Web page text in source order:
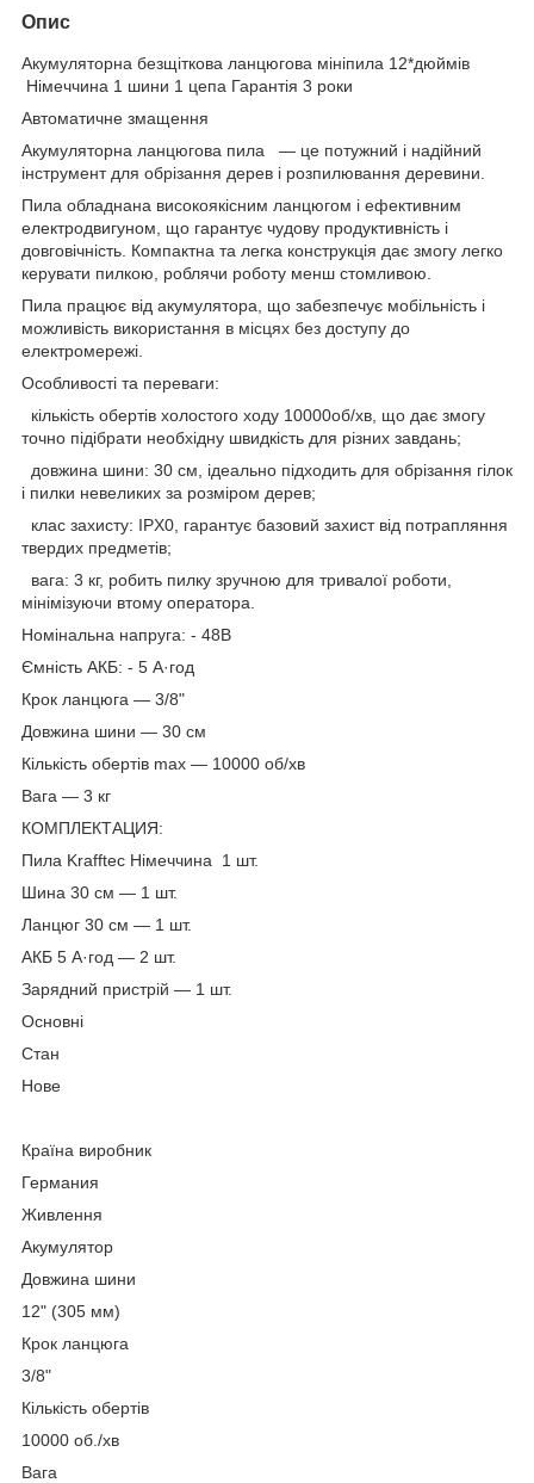
Опис
Акумуляторна безщіткова ланцюгова мініпила 12*дюймів
Німеччина 1 шини 1 цепа Гарантія 3 роки
Автоматичне змащення
Акумуляторна ланцюгова пила — це потужний і надійний
інструмент для обрізання дерев і розпилювання деревини.
Пила обладнана високоякісним ланцюгом і ефективним
електродвигуном, що гарантує чудову продуктивність і
довговічність. Компактна та легка конструкція дає змогу легко
керувати пилкою, роблячи роботу менш стомливою.
Пила працює від акумулятора, що забезпечує мобільність і
можливість використання в місцях без доступу до
електромережі.
Особливості та переваги:
кількість обертів холостого ходу 10000об/хв, що дає змогу
точно підібрати необхідну швидкість для різних завдань;
довжина шини: 30 см, ідеально підходить для обрізання гілок
і пилки невеликих за розміром дерев;
клас захисту: IPX0, гарантує базовий захист від потрапляння
твердих предметів;
вага: 3 кг, робить пилку зручною для тривалої роботи,
мінімізуючи втому оператора.
Номінальна напруга: - 48В
Ємність АКБ: - 5 А·год
Крок ланцюга — 3/8"
Довжина шини — 30 см
Кількість обертів max — 10000 об/хв
Вага — 3 кг
КОМПЛЕКТАЦИЯ:
Пила Krafftec Німеччина 1 шт.
Шина 30 см — 1 шт.
Ланцюг 30 см — 1 шт.
АКБ 5 А·год — 2 шт.
Зарядний пристрій — 1 шт.
Основні
Стан
Нове
Країна виробник
Германия
Живлення
Акумулятор
Довжина шини
12" (305 мм)
Крок ланцюга
3/8"
Кількість обертів
10000 об./хв
Вага